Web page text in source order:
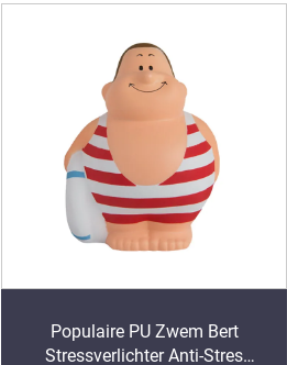
Populaire PU Zwem Bert
Stressverlichter Anti-Stres